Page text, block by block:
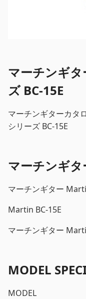
マーチンギ
ズ BC-15E
マーチンギターカタ
シリーズ BC-15E
マーチンギタ
マーチンギター
Martin BC-15E
マーチンギター
MODEL
MODEL